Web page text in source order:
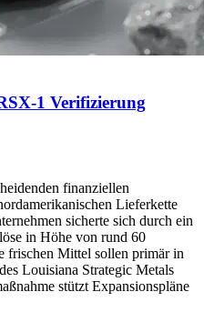
1 Verifizierung
finanziellen
Lieferkette
sicherte sich durch ein
in Höhe von rund 60
frischen Mittel sollen primär in
Louisiana Strategic Metals
stützt Expansionspläne